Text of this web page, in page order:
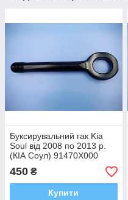
Буксирувальний гак Kia
Soul від 2008 по 2013 р.
(КІА Соул) 91470X000
450 ₴
Купити